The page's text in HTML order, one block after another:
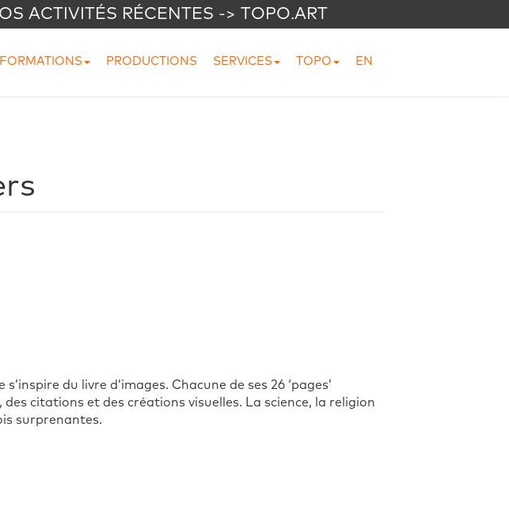
ACTIVITÉS RÉCENTES -> TOPO.ART
FORMATIONS PRODUCTIONS SERVICES TOPO EN
du livre d’images. Chacune de ses 26 ‘pages’
citations et des créations visuelles. La science, la religion
surprenantes.